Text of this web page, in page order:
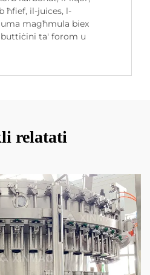
ħfief, il-juices, l-
magħmula biex
ta' forom u
relatati